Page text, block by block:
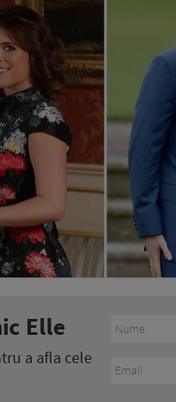
Elle
a afla cele